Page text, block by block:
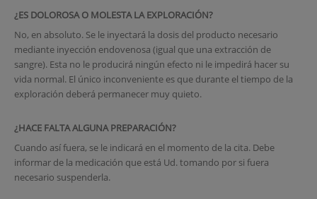
¿ES DOLOROSA O MOLESTA LA EXPLORACIÓN?
No, en absoluto. Se le inyectará la dosis del producto necesario
mediante inyección endovenosa (igual que una extracción de
sangre). Esta no le producirá ningún efecto ni le impedirá hacer su
vida normal. El único inconveniente es que durante el tiempo de la
exploración deberá permanecer muy quieto.
¿HACE FALTA ALGUNA PREPARACIÓN?
Cuando así fuera, se le indicará en el momento de la cita. Debe
informar de la medicación que está Ud. tomando por si fuera
necesario suspenderla.